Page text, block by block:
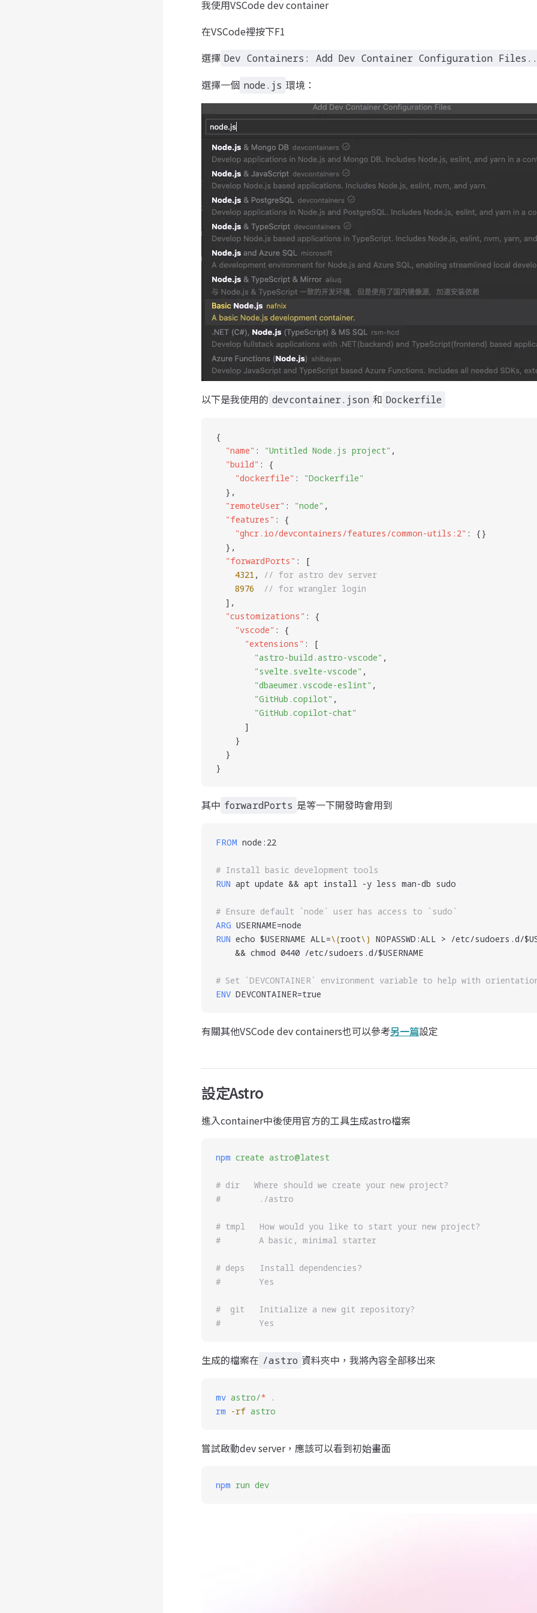
我使用VSCode dev container
在VSCode裡按下F1
選擇 Dev Containers: Add Dev Container Configuration
選擇一個 node.js 環境：
以下是我使用的 devcontainer.json 和 Dockerfile
{
  "
name" : "Untitled Node.js project" ,
  "
build" : {
    "
dockerfile" : "Dockerfile"
  },
  "
remoteUser" : "node" ,
  "
features " : {
    "
ghcr.io/devcontainers/features/common-utils:2" : {}
  },
  "
forwardPorts " : [
    4321
,
// for astro dev server
    8976
  // for wrangler login
  ],
  "
customizations " : {
    "
vscode" : {
      "
extensions " : [
        "
astro-build.astro-vscode" ,
        "
svelte.svelte-vscode" ,
        "
dbaeumer.vscode-eslint" ,
        "
GitHub.copilot" ,
        "
GitHub.copilot-chat"
      ]
    }
  }
}
其中 forwardPorts 是等一下開發時會用到
FROM node:22
# Install basic development tools
RUN apt update && apt install -y less man-db sudo
# Ensure default `node` user has access to `sudo`
ARG USERNAME=node
RUN echo $USERNAME ALL=\(root\) NOPASSWD:ALL > /etc/sudoers.d/
    && chmod 0440 /etc/sudoers.d/$USERNAME
# Set `DEVCONTAINER` environment variable to help with
ENV DEVCONTAINER=true
有關其他VSCode dev containers也可以參考另一篇設定
設定Astro
進入container中後使用官方的工具生成astro檔案
npm create astro@latest
# dir   Where should we create your new project?
#        ./astro
# tmpl   How would you like to start your new project?
#        A basic, minimal starter
# deps   Install dependencies?
#        Yes
#  git   Initialize a new git repository?
#        Yes
生成的檔案在 /astro 資料夾中，我將內容全部移出來
mv astro/* .
rm -rf astro
嘗試啟動dev server，應該可以看到初始畫面
npm run dev